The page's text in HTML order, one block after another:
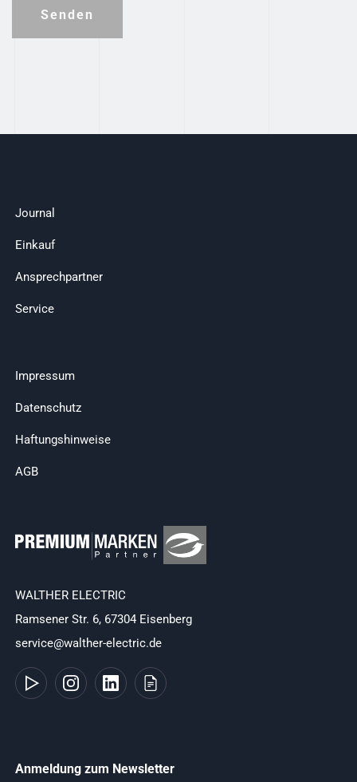
Senden
Journal
Einkauf
Ansprechpartner
Service
Impressum
Datenschutz
Haftungshinweise
AGB
WALTHER ELECTRIC
Ramsener Str. 6, 67304 Eisenberg
service@walther-electric.de
Anmeldung zum Newsletter